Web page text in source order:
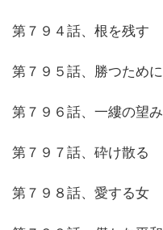
第７９４話、根を残す
第７９５話、勝つために
第７９６話、一縷の望み
第７９７話、砕け散る
第７９８話、愛する女